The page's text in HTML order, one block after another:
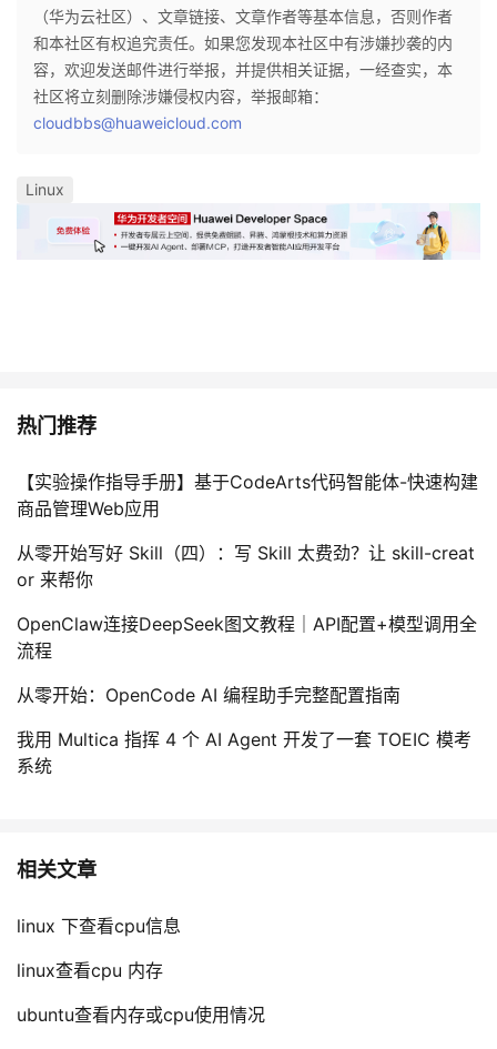
（华为云社区）、文章链接、文章作者等基本信息，否则作者
和本社区有权追究责任。如果您发现本社区中有涉嫌抄袭的内
容，欢迎发送邮件进行举报，并提供相关证据，一经查实，本
社区将立刻删除涉嫌侵权内容，举报邮箱：
cloudbbs@huaweicloud.com
Linux
热门推荐
【实验操作指导手册】基于CodeArts代码智能体-快速构建
商品管理Web应用
从零开始写好 Skill（四）：写 Skill 太费劲？让 skill-creat
or 来帮你
OpenClaw连接DeepSeek图文教程｜API配置+模型调用全
流程
从零开始：OpenCode AI 编程助手完整配置指南
我用 Multica 指挥 4 个 AI Agent 开发了一套 TOEIC 模考
系统
相关文章
linux 下查看cpu信息
linux查看cpu 内存
ubuntu查看内存或cpu使用情况